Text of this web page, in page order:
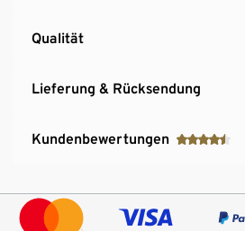
Qualität
Lieferung & Rücksendung
Kundenbewertungen